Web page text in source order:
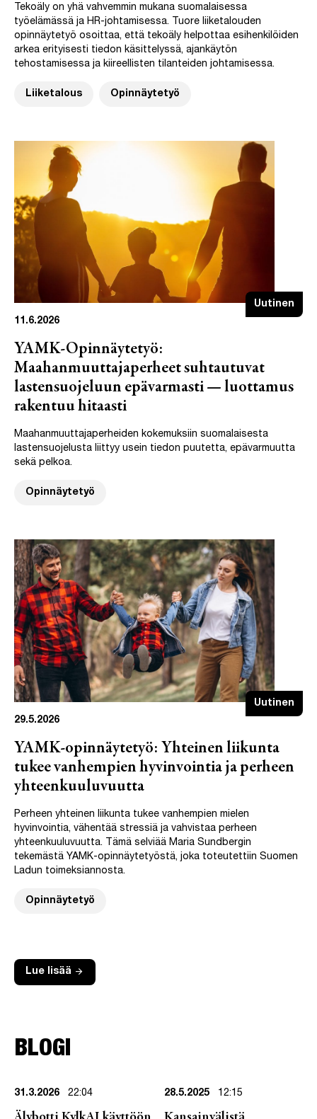
Tekoäly on yhä vahvemmin mukana suomalaisessa
työelämässä ja HR-johtamisessa. Tuore liiketalouden
opinnäytetyö osoittaa, että tekoäly helpottaa esihenkilöiden
arkea erityisesti tiedon käsittelyssä, ajankäytön
tehostamisessa ja kiireellisten tilanteiden johtamisessa.
Liiketalous Opinnäytetyö
Uutinen
11.6.2026
YAMK-Opinnäytetyö:
Maahanmuuttajaperheet suhtautuvat
lastensuojeluun epävarmasti — luottamus
rakentuu hitaasti
Maahanmuuttajaperheiden kokemuksiin suomalaisesta
lastensuojelusta liittyy usein tiedon puutetta, epävarmuutta
sekä pelkoa.
Opinnäytetyö
Uutinen
29.5.2026
YAMK-opinnäytetyö: Yhteinen liikunta
tukee vanhempien hyvinvointia ja perheen
yhteenkuuluvuutta
Perheen yhteinen liikunta tukee vanhempien mielen
hyvinvointia, vähentää stressiä ja vahvistaa perheen
yhteenkuuluvuutta. Tämä selviää Maria Sundbergin
tekemästä YAMK-opinnäytetyöstä, joka toteutettiin Suomen
Ladun toimeksiannosta.
Opinnäytetyö
Lue lisää arrow_forward
BLOGI
31.3.2026 22:04 28.5.2025 12:15